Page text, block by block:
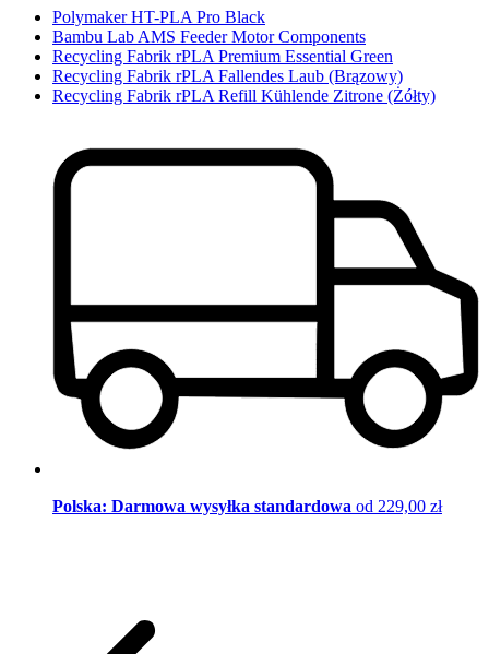
Polymaker HT-PLA Pro Black
Bambu Lab AMS Feeder Motor Components
Recycling Fabrik rPLA Premium Essential Green
Recycling Fabrik rPLA Fallendes Laub (Brązowy)
Recycling Fabrik rPLA Refill Kühlende Zitrone (Żółty)
Polska: Darmowa wysyłka standardowa od 229,00 zł